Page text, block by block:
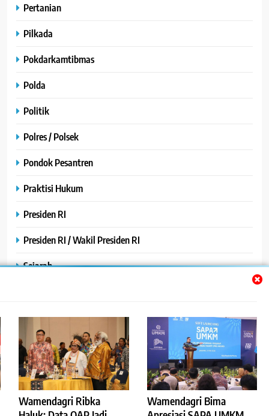
Wamendagri Ribka
Wamendagri Bima
Pertanian
Pilkada
Pokdarkamtibmas
Polda
Politik
Polres / Polsek
Pondok Pesantren
Praktisi Hukum
Presiden RI
Presiden RI / Wakil Presiden RI
Sejarah
SPPG /MBG
TNI AU
TNI POLRI
Uncategorized